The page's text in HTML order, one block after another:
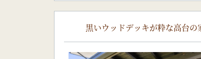
黒いウッドデッキが粋な高台の